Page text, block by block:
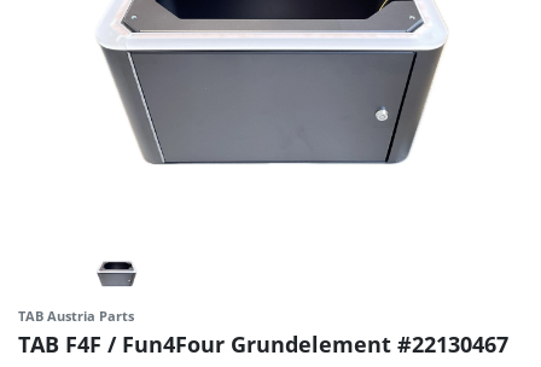
TAB Austria Parts
TAB F4F / Fun4Four Grundelement #22130467